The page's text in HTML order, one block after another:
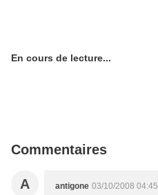
En cours de lecture...
Commentaires
A antigone 03/10/2008 04:45